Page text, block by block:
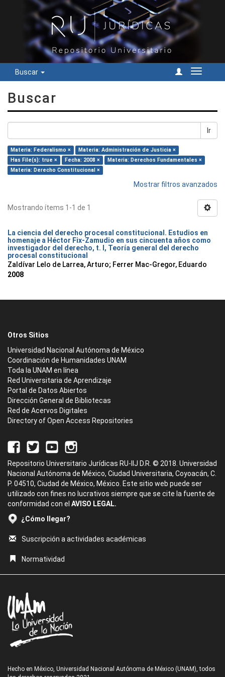
Buscar
Cambiar
Buscar
Ir
Materia: Federalismo ×
Materia: Administración de Justicia ×
Has File(s): true ×
Fecha: 2008 ×
Materia: Derechos Fundamentales ×
Materia: Derecho Constitucional ×
Mostrar filtros avanzados
Mostrando ítems 1-1 de 1
La ciencia del derecho procesal constitucional. Estudios en
homenaje a Héctor Fix-Zamudio en sus cincuenta años como
investigador del derecho, t. I, Teoría general del derecho
procesal constitucional
Zaldívar Lelo de Larrea, Arturo; Ferrer Mac-Gregor, Eduardo
2008
Otros Sitios
Universidad Nacional Autónoma de México
Coordinación de Humanidades UNAM
Toda la UNAM en línea
Red Universitaria de Aprendizaje
Portal de Datos Abiertos
Dirección General de Bibliotecas
Red de Acervos Digitales
Directory of Open Access Repositories
Repositorio Universitario Jurídicas RU-IIJ D.R. © 2018. Universidad
Nacional Autónoma de México, Ciudad Universitaria, Coyoacán, C.
P. 04510, Ciudad de México, México. Este sitio web puede ser
utilizado con fines no lucrativos siempre que se cite la fuente de
conformidad con el AVISO LEGAL.
¿Cómo llegar?
Suscripción a actividades académicas
Normatividad
Hecho en México, Universidad Nacional Autónoma de México (UNAM), todos